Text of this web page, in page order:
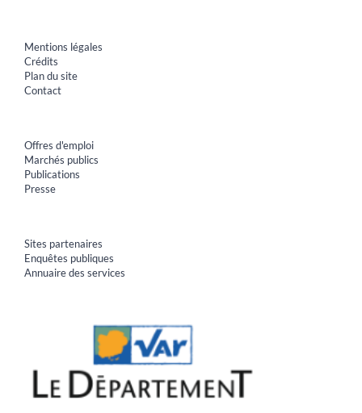
Mentions légales
Crédits
Plan du site
Contact
Offres d'emploi
Marchés publics
Publications
Presse
Sites partenaires
Enquêtes publiques
Annuaire des services